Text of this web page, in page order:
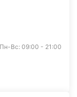
Пн-Вс: 09:00 - 21:00